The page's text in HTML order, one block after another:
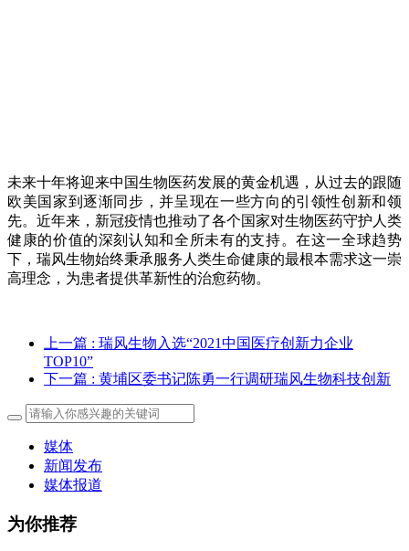
未来十年将迎来中国生物医药发展的黄金机遇，从过去的跟随
欧美国家到逐渐同步，并呈现在一些方向的引领性创新和领
先。近年来，新冠疫情也推动了各个国家对生物医药守护人类
健康的价值的深刻认知和全所未有的支持。在这一全球趋势
下，瑞风生物始终秉承服务人类生命健康的最根本需求这一崇
高理念，为患者提供革新性的治愈药物。
上一篇 : 瑞风生物入选“2021中国医疗创新力企业
TOP10”
下一篇 : 黄埔区委书记陈勇一行调研瑞风生物科技创新
媒体
新闻发布
媒体报道
为你推荐